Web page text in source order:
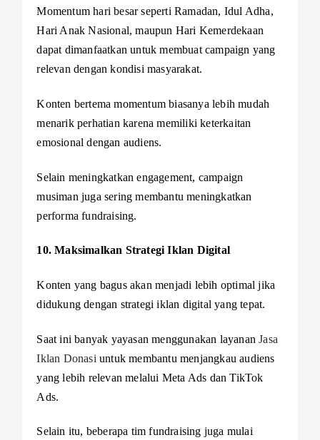
Momentum hari besar seperti Ramadan, Idul Adha,
Hari Anak Nasional, maupun Hari Kemerdekaan
dapat dimanfaatkan untuk membuat campaign yang
relevan dengan kondisi masyarakat.
Konten bertema momentum biasanya lebih mudah
menarik perhatian karena memiliki keterkaitan
emosional dengan audiens.
Selain meningkatkan engagement, campaign
musiman juga sering membantu meningkatkan
performa fundraising.
10. Maksimalkan Strategi Iklan Digital
Konten yang bagus akan menjadi lebih optimal jika
didukung dengan strategi iklan digital yang tepat.
Saat ini banyak yayasan menggunakan layananJasa
Iklan Donasi untuk membantu menjangkau audiens
yang lebih relevan melalui Meta Ads dan TikTok
Ads.
Selain itu, beberapa tim fundraising juga mulai